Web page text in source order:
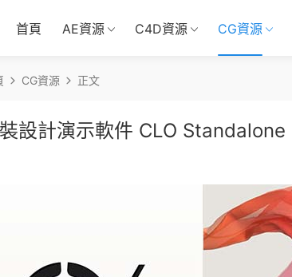
首頁 AE資源 C4D資源 CG資源
CG資源 正文
設計演示軟件 CLO